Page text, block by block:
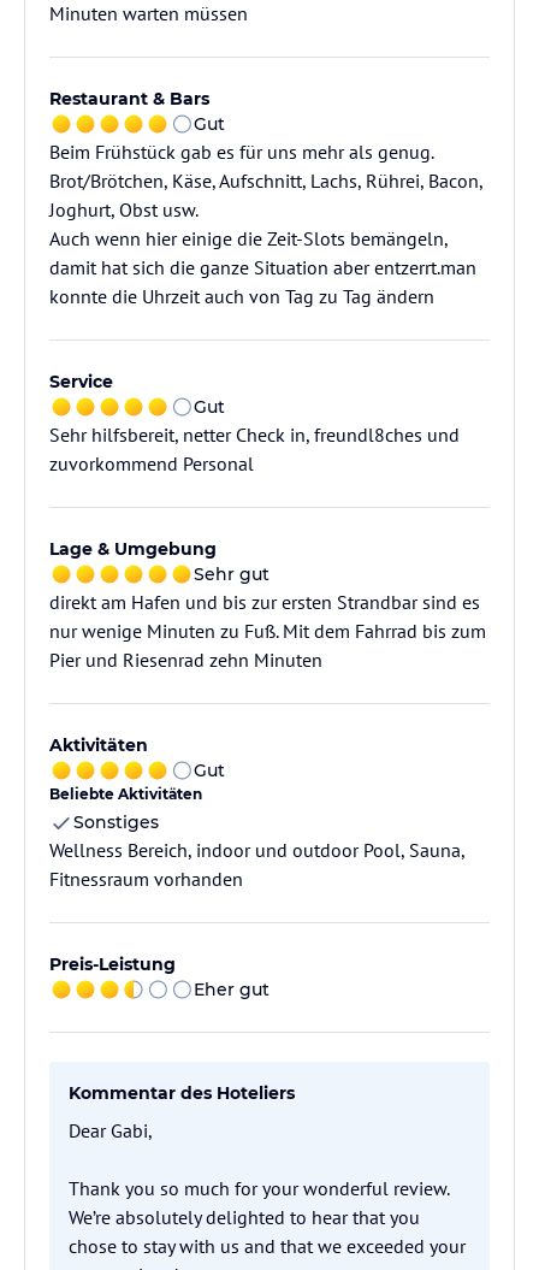
Minuten warten müssen
Restaurant & Bars
Gut
Beim Frühstück gab es für uns mehr als genug.
Brot/Brötchen, Käse, Aufschnitt, Lachs, Rührei, Bacon,
Joghurt, Obst usw.
Auch wenn hier einige die Zeit-Slots bemängeln,
damit hat sich die ganze Situation aber entzerrt.man
konnte die Uhrzeit auch von Tag zu Tag ändern
Service
Gut
Sehr hilfsbereit, netter Check in, freundl8ches und
zuvorkommend Personal
Lage & Umgebung
Sehr gut
direkt am Hafen und bis zur ersten Strandbar sind es
nur wenige Minuten zu Fuß. Mit dem Fahrrad bis zum
Pier und Riesenrad zehn Minuten
Aktivitäten
Gut
Beliebte Aktivitäten
Sonstiges
Wellness Bereich, indoor und outdoor Pool, Sauna,
Fitnessraum vorhanden
Preis-Leistung
Eher gut
Kommentar des Hoteliers
Dear Gabi,
Thank you so much for your wonderful review.
We’re absolutely delighted to hear that you
chose to stay with us and that we exceeded your